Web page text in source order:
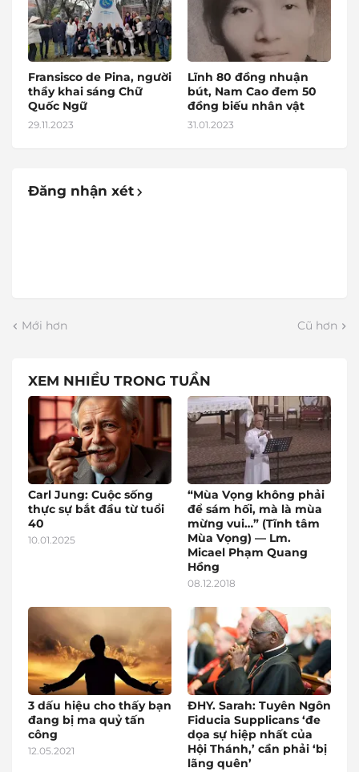
Fransisco de Pina, người
thầy khai sáng Chữ
Quốc Ngữ
29.11.2023
Lĩnh 80 đồng nhuận
bút, Nam Cao đem 50
đồng biếu nhân vật
31.01.2023
Đăng nhận xét
Mới hơn Cũ hơn
XEM NHIỀU TRONG TUẦN
Carl Jung: Cuộc sống
thực sự bắt đầu từ tuổi
40
10.01.2025
“Mùa Vọng không phải
để sám hối, mà là mùa
mừng vui…” (Tĩnh tâm
Mùa Vọng) — Lm.
Micael Phạm Quang
Hồng
08.12.2018
3 dấu hiệu cho thấy bạn
đang bị ma quỷ tấn
công
12.05.2021
ĐHY. Sarah: Tuyên Ngôn
Fiducia Supplicans ‘đe
dọa sự hiệp nhất của
Hội Thánh,’ cần phải ‘bị
lãng quên’